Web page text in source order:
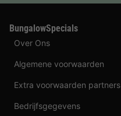
BungalowSpecials
Over Ons
Algemene voorwaarden
Extra voorwaarden partners
Bedrijfsgegevens